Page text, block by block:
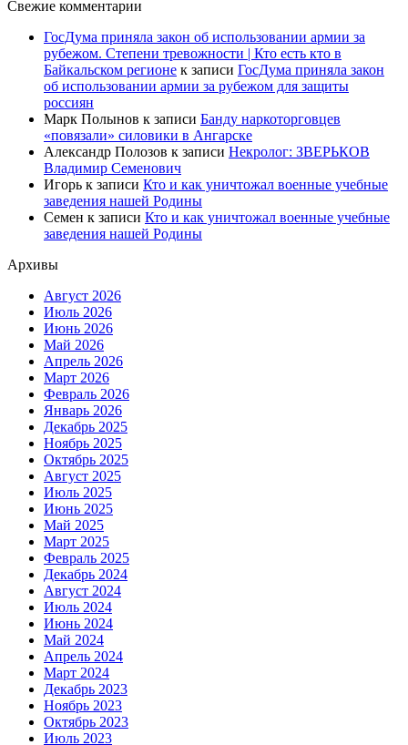
Свежие комментарии
ГосДума приняла закон об использовании армии за
рубежом. Степени тревожности | Кто есть кто в
Байкальском регионе к записи ГосДума приняла закон
об использовании армии за рубежом для защиты
россиян
Марк Полынов к записи Банду наркоторговцев
«повязали» силовики в Ангарске
Александр Полозов к записи Некролог: ЗВЕРЬКОВ
Владимир Семенович
Игорь к записи Кто и как уничтожал военные учебные
заведения нашей Родины
Семен к записи Кто и как уничтожал военные учебные
заведения нашей Родины
Архивы
Август 2026
Июль 2026
Июнь 2026
Май 2026
Апрель 2026
Март 2026
Февраль 2026
Январь 2026
Декабрь 2025
Ноябрь 2025
Октябрь 2025
Август 2025
Июль 2025
Июнь 2025
Май 2025
Март 2025
Февраль 2025
Декабрь 2024
Август 2024
Июль 2024
Июнь 2024
Май 2024
Апрель 2024
Март 2024
Декабрь 2023
Ноябрь 2023
Октябрь 2023
Июль 2023